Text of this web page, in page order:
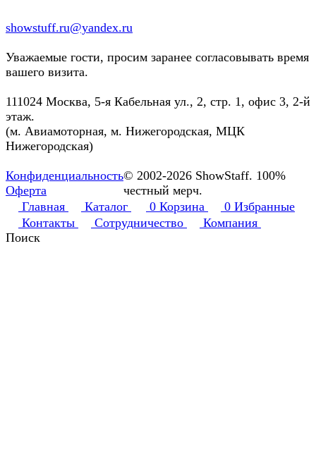
showstuff.ru@yandex.ru
Уважаемые гости, просим заранее согласовывать время
вашего визита.
111024 Москва, 5-я Кабельная ул., 2, стр. 1, офис 3, 2-й
этаж.
(м. Авиамоторная, м. Нижегородская, МЦК
Нижегородская)
Конфиденциальность
Оферта
© 2002-2026 ShowStaff. 100%
честный мерч.
Главная
Каталог 0 Корзина 0 Избранные
Контакты
Сотрудничество
Компания
Поиск